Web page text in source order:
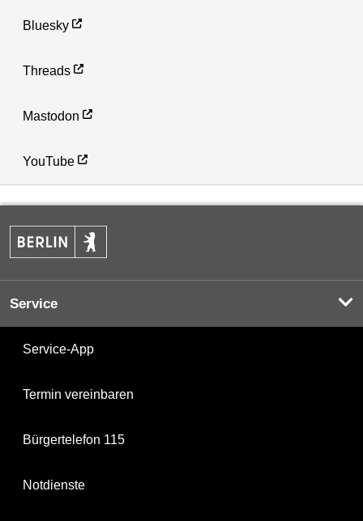
Bluesky
Threads
Mastodon
YouTube
Service
Service-App
Termin vereinbaren
Bürgertelefon 115
Notdienste